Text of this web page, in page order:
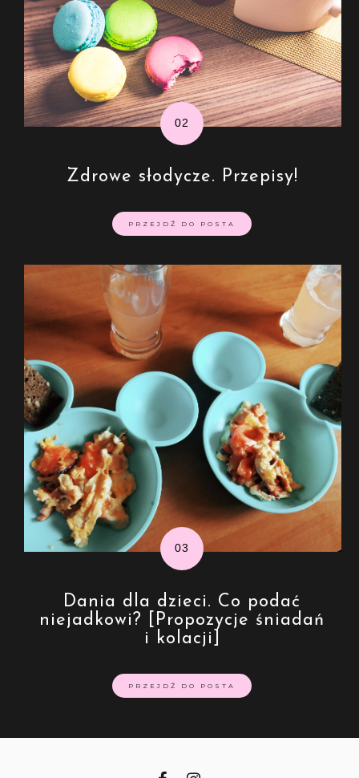
Zdrowe słodycze. Przepisy!
PRZEJDŹ DO POSTA
Dania dla dzieci. Co podać
niejadkowi? [Propozycje śniadań
i kolacji]
PRZEJDŹ DO POSTA